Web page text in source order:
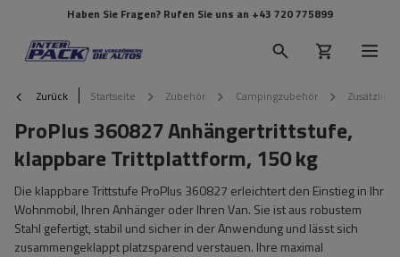
Haben Sie Fragen? Rufen Sie uns an +43 720 775899
Zurück Startseite Zubehör Campingzubehör
ProPlus 360827 Anhängertrittstufe,
klappbare Trittplattform, 150 kg
Die klappbare Trittstufe ProPlus 360827 erleichtert den Einstieg in Ihr
Wohnmobil, Ihren Anhänger oder Ihren Van. Sie ist aus robustem
Stahl gefertigt, stabil und sicher in der Anwendung und lässt sich
zusammengeklappt platzsparend verstauen. Ihre maximal